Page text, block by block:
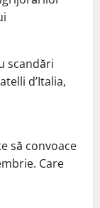
scandări
d’Italia,
să convoace
Care